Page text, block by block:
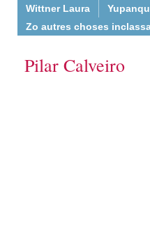
Wittner Laura
Zo autres choses
Pilar Calveiro